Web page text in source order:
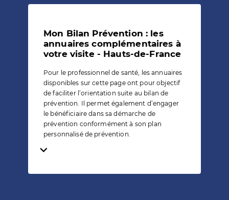
Mon Bilan Prévention : les
annuaires complémentaires à
votre visite - Hauts-de-France
Pour le professionnel de santé, les annuaires
disponibles sur cette page ont pour objectif
de faciliter l’orientation suite au bilan de
prévention. Il permet également d’engager
le bénéficiaire dans sa démarche de
prévention conformément à son plan
personnalisé de prévention.
Temps de lecture